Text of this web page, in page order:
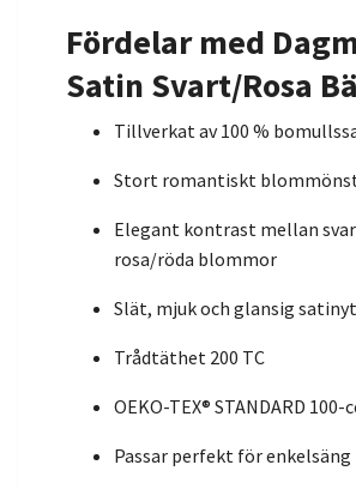
Fördelar med
Satin Svart/Rosa
Tillverkat av 100 %
Stort romantiskt
Elegant kontrast mellan
rosa/röda blommor
Slät, mjuk och glansig
Trådtäthet 200 TC
OEKO-TEX® STANDARD
Passar perfekt för enkelsäng